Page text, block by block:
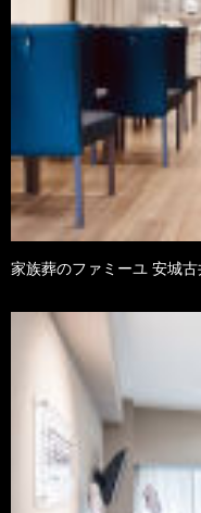
家族葬のファミーユ 安城